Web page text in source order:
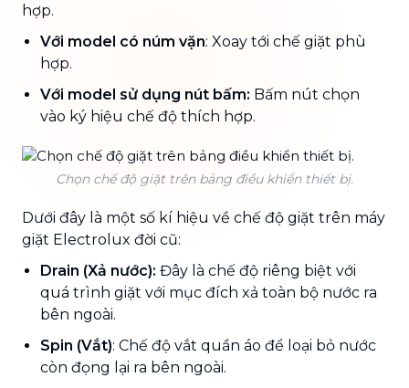
hợp.
Với model có núm vặn: Xoay tới chế giặt phù
hợp.
Với model sử dụng nút bấm: Bấm nút chọn
vào ký hiệu chế độ thích hợp.
Chọn chế độ giặt trên bảng điều khiển thiết bị.
Dưới đây là một số kí hiệu về chế độ giặt trên máy
giặt Electrolux đời cũ:
Drain (Xả nước): Đây là chế độ riêng biệt với
quá trình giặt với mục đích xả toàn bộ nước ra
bên ngoài.
Spin (Vắt): Chế độ vắt quần áo để loại bỏ nước
còn đọng lại ra bên ngoài.